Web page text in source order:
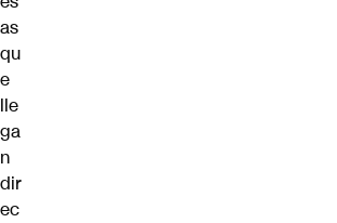
as
qu
e
lle
ga
n
dir
ec